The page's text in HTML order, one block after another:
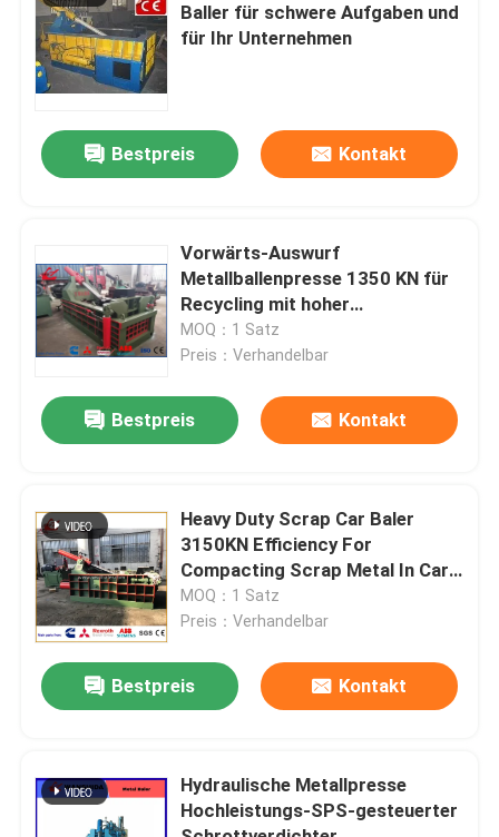
Produkte
Über uns
Werksbesichtigung
Kontakt mit uns
Neuigkeiten
Rechtssachen
Industrielle Ballenpreßmaschine
Baller für schwere Aufgaben und
für Ihr Unternehmen
Bestpreis Kontakt
Vorwärts-Auswurf
Metallballenpresse 1350 KN für
Recycling mit hoher
Verdichtungsdichte
MOQ：1 Satz
Preis：Verhandelbar
Bestpreis Kontakt
Heavy Duty Scrap Car Baler
3150KN Efficiency For
Compacting Scrap Metal In Car
Dismantling Plants
MOQ：1 Satz
Preis：Verhandelbar
Bestpreis Kontakt
Hydraulische Metallpresse
Hochleistungs-SPS-gesteuerter